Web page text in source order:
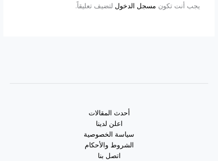
يجب أنت تكون مسجل الدخول لتضيف تعليقاً.
أحدث المقالات
اعلن لدينا
سياسة الخصوصية
الشروط والأحكام
اتصل بنا